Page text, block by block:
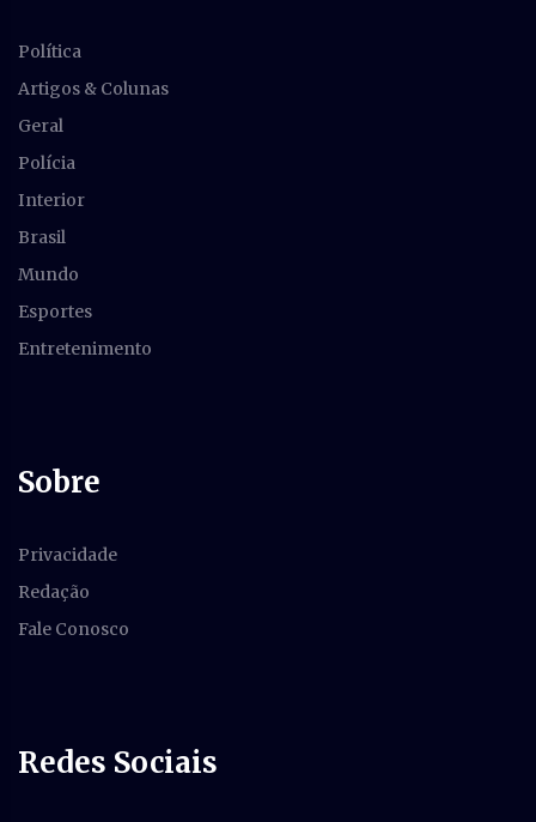
Política
Artigos & Colunas
Geral
Polícia
Interior
Brasil
Mundo
Esportes
Entretenimento
Sobre
Privacidade
Redação
Fale Conosco
Redes Sociais